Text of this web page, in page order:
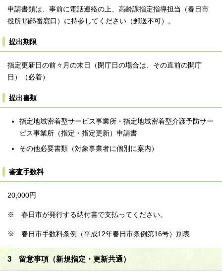
申請書類は、事前に電話連絡の上、高齢課指定指導担当（春日市
役所1階6番窓口）に持参してください（郵送不可）。
提出期限
指定更新日の前々月の末日（閉庁日の場合は、その直前の開庁
日）（必着）
提出書類
指定地域密着型サービス事業所・指定地域密着型介護予防サー
ビス事業所（指定・指定更新）申請書
その他必要書類（対象事業者に個別に案内）
審査手数料
20,000円
※ 春日市が発行する納付書で支払ってください。
※ 春日市手数料条例（平成12年春日市条例第16号）別表
3 留意事項（新規指定・更新共通）